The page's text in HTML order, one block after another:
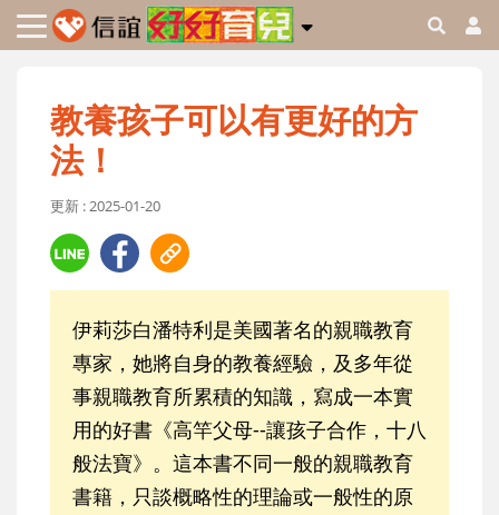
教養孩子可以有更好的方
法！
更新 : 2025-01-20
伊莉莎白潘特利是美國著名的親職教育
專家，她將自身的教養經驗，及多年從
事親職教育所累積的知識，寫成一本實
用的好書《高竿父母--讓孩子合作，十八
般法寶》。這本書不同一般的親職教育
書籍，只談概略性的理論或一般性的原